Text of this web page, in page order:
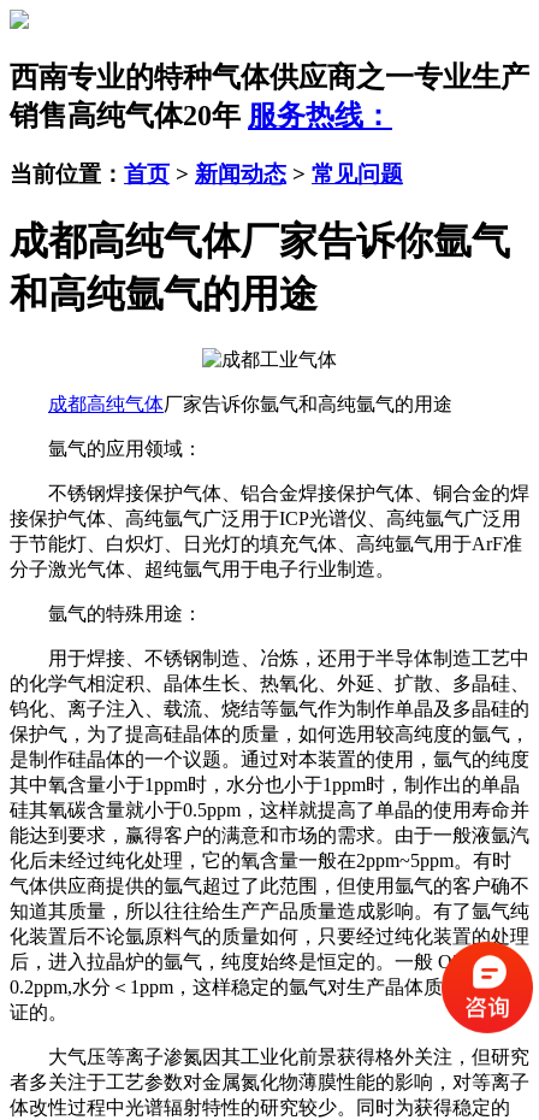
西南专业的特种气体供应商之一专业生产
销售高纯气体20年 服务热线：
当前位置： 首页 > 新闻动态 > 常见问题
成都高纯气体厂家告诉你氩气
和高纯氩气的用途
成都高纯气体厂家告诉你氩气和高纯氩气的用途
氩气的应用领域：
不锈钢焊接保护气体、铝合金焊接保护气体、铜合金的焊
接保护气体、高纯氩气广泛用于ICP光谱仪、高纯氩气广泛用
于节能灯、白炽灯、日光灯的填充气体、高纯氩气用于ArF准
分子激光气体、超纯氩气用于电子行业制造。
氩气的特殊用途：
用于焊接、不锈钢制造、冶炼，还用于半导体制造工艺中
的化学气相淀积、晶体生长、热氧化、外延、扩散、多晶硅、
钨化、离子注入、载流、烧结等氩气作为制作单晶及多晶硅的
保护气，为了提高硅晶体的质量，如何选用较高纯度的氩气，
是制作硅晶体的一个议题。通过对本装置的使用，氩气的纯度
其中氧含量小于1ppm时，水分也小于1ppm时，制作出的单晶
硅其氧碳含量就小于0.5ppm，这样就提高了单晶的使用寿命并
能达到要求，赢得客户的满意和市场的需求。由于一般液氩汽
化后未经过纯化处理，它的氧含量一般在2ppm~5ppm。有时
气体供应商提供的氩气超过了此范围，但使用氩气的客户确不
知道其质量，所以往往给生产产品质量造成影响。有了氩气纯
化装置后不论氩原料气的质量如何，只要经过纯化装置的处理
后，进入拉晶炉的氩气，纯度始终是恒定的。一般 O2＜
0.2ppm,水分＜1ppm，这样稳定的氩气对生产晶体质量是有保
证的。
大气压等离子渗氮因其工业化前景获得格外关注，但研究
者多关注于工艺参数对金属氮化物薄膜性能的影响，对等离子
体改性过程中光谱辐射特性的研究较少。同时为获得稳定的